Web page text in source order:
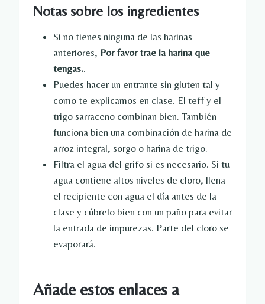
Notas sobre los ingredientes
Si no tienes ninguna de las harinas
anteriores, Por favor trae la harina que
tengas..
Puedes hacer un entrante sin gluten tal y
como te explicamos en clase. El teff y el
trigo sarraceno combinan bien. También
funciona bien una combinación de harina de
arroz integral, sorgo o harina de trigo.
Filtra el agua del grifo si es necesario. Si tu
agua contiene altos niveles de cloro, llena
el recipiente con agua el día antes de la
clase y cúbrelo bien con un paño para evitar
la entrada de impurezas. Parte del cloro se
evaporará.
Añade estos enlaces a